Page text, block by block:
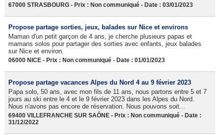
67000 STRASBOURG - Prix : Non communiqué - Date : 03/01/2023
Propose partage sorties, jeux, balades sur Nice et environs
Maman d'un petit garçon de 4 ans, je cherche plusieurs papas et
mamans solos pour partager des sorties avec enfants, jeux balades
sur Nice et environ.
06000 NICE - Prix : Non communiqué - Date : 01/01/2023
Propose partage vacances Alpes du Nord 4 au 9 février 2023
Papa solo, 50 ans, avec mon fils de 11 ans, nous partons entre 5 et 7
jours au ski entre le 4 et le 9 février 2023 dans les Alpes du Nord.
Nous n'avons pas encore de réservation. Nous pouvons soit...
69400 VILLEFRANCHE SUR SAÔNE - Prix : Non communiqué - Date :
31/12/2022